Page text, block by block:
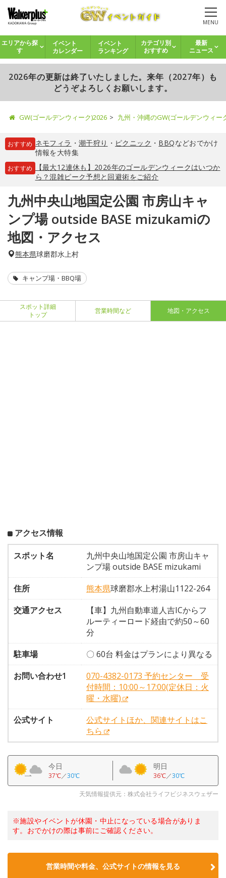
MENU
エリアから探
す
イベント
カレンダー
イベント
ランキング
カテゴリ別
おすすめ
最新
ニュース
2026年の更新は終了いたしました。来年（2027年）も
どうぞよろしくお願いします。
GW(ゴールデンウィーク)2026 九州・沖縄のGW(ゴールデンウィ
おすすめ ネモフィラ ・ 潮干狩り ・ ピクニック ・ BBQなどおでかけ
情報を大特集
おすすめ
【最大12連休も】2026年のゴールデンウィークはいつか
ら？混雑ピーク予想と回避術をご紹介
九州中央山地国定公園 市房山キャ
ンプ場 outside BASE mizukamiの
地図・アクセス
熊本県球磨郡水上村
キャンプ場・BBQ場
スポット詳細
トップ
営業時間など 地図・アクセス
アクセス情報
スポット名
九州中央山地国定公園 市房山キャ
ンプ場 outside BASE mizukami
住所
熊本県球磨郡水上村湯山1122-264
交通アクセス
【車】九州自動車道人吉ICからフ
ルーティーロード経由で約50～60
分
駐車場
〇 60台 料金はプランにより異なる
お問い合わせ1
070-4382-0173 予約センター 受
付時間：10:00～17:00(定休日：火
曜・水曜)
公式サイト
公式サイトほか、関連サイトはこ
ちら
今日
37℃／30℃
明日
36℃／30℃
天気情報提供元：株式会社ライフビジネスウェザー
※施設やイベントが休園・中止になっている場合がありま
す。おでかけの際は事前にご確認ください。
営業時間や料金、公式サイトの情報を見る